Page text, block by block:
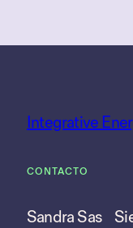
Integrative
CONTACTO
Sandra Sas